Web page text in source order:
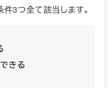
3つ全て該当します。
きる